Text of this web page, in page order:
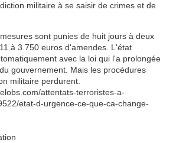
militaire à se saisir de crimes et de
sont punies de huit jours à deux
à 3.750 euros d'amendes. L'état
avec la loi qui l'a prolongée
gouvernement. Mais les procédures
militaire perdurent.
attentats-terroristes-a-
etat-d-urgence-ce-que-ca-change-